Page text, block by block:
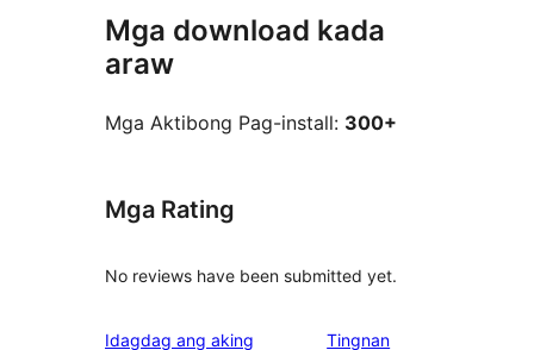
Mga download kada
araw
Mga Aktibong Pag-install: 300+
Mga Rating
No reviews have been submitted yet.
Idagdag ang aking Tingnan